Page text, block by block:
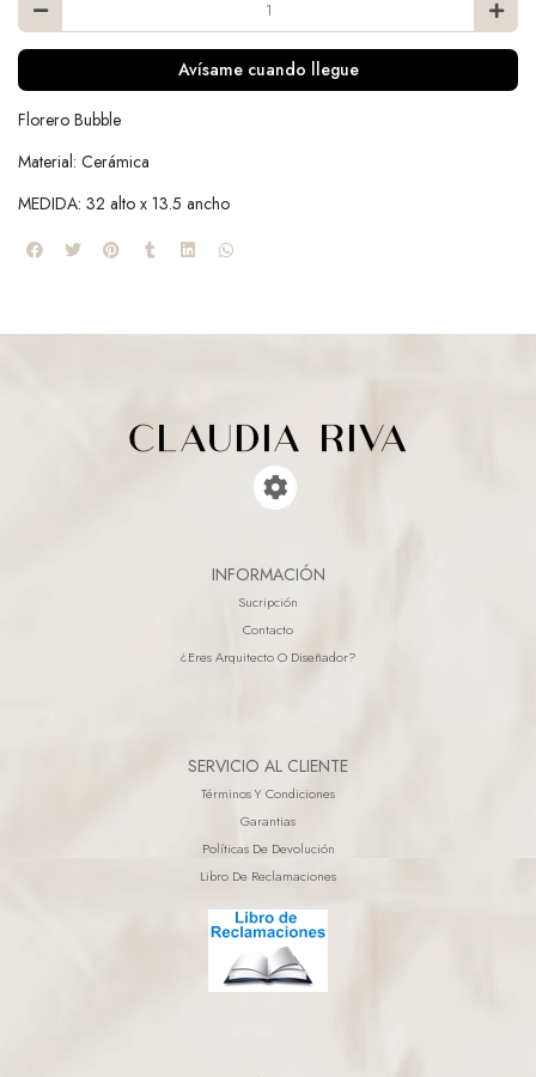
Avísame cuando llegue
Florero Bubble
Material: Cerámica
MEDIDA: 32 alto x 13.5 ancho
INFORMACIÓN
Sucripción
Contacto
¿eres Arquitecto O Diseñador?
SERVICIO AL CLIENTE
Términos Y Condiciones
Garantias
Políticas De Devolución
Libro De Reclamaciones